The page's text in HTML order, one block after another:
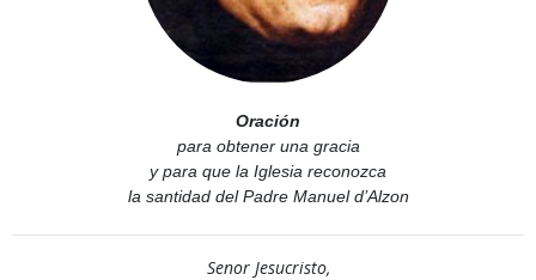
Oración
para obtener una gracia
y para que la Iglesia reconozca
la santidad del Padre Manuel d’Alzon
Senor Jesucristo,